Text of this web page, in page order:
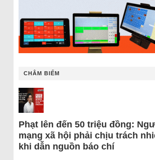
CHÂM BIẾM
Phạt lên đến 50 triệu đồng:
mạng xã hội phải chịu trách
khi dẫn nguồn báo chí